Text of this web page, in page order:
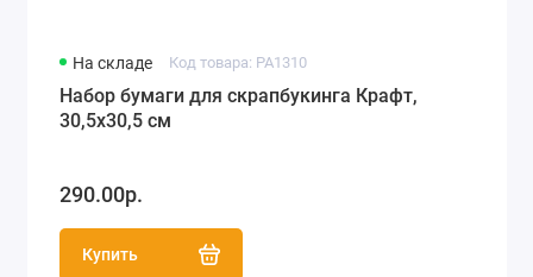
На складе Код товара: PA1310
Набор бумаги для скрапбукинга Крафт,
30,5х30,5 см
290.00р.
Купить